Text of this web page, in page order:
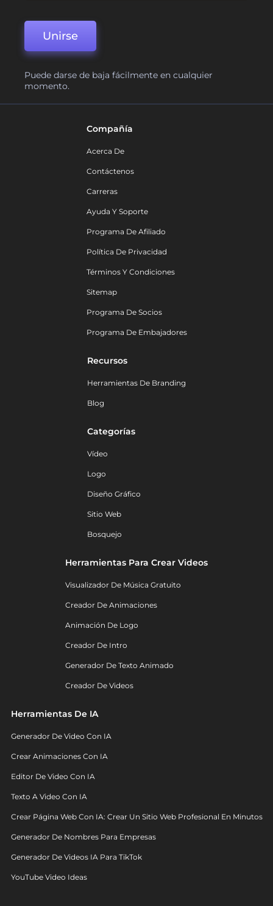
Unirse
Puede darse de baja fácilmente en cualquier
momento.
Compañía
Acerca De
Contáctenos
Carreras
Ayuda Y Soporte
Programa De Afiliado
Política De Privacidad
Términos Y Condiciones
Sitemap
Programa De Socios
Programa De Embajadores
Recursos
Herramientas De Branding
Blog
Categorías
Vídeo
Logo
Diseño Gráfico
Sitio Web
Bosquejo
Herramientas Para Crear Videos
Visualizador De Música Gratuito
Creador De Animaciones
Animación De Logo
Creador De Intro
Generador De Texto Animado
Creador De Videos
Herramientas De IA
Generador De Video Con IA
Crear Animaciones Con IA
Editor De Video Con IA
Texto A Video Con IA
Crear Página Web Con IA: Crear Un Sitio Web Profesional En Minutos
Generador De Nombres Para Empresas
Generador De Videos IA Para TikTok
YouTube Video Ideas